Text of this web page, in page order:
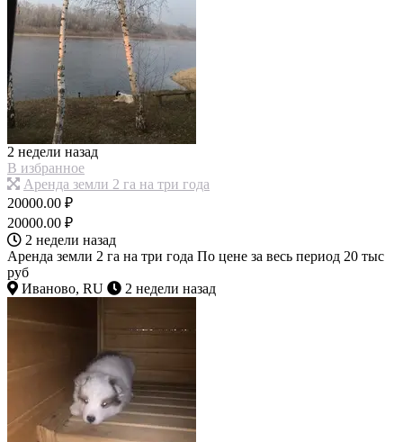
2 недели назад
В избранное
Аренда земли 2 га на три года
20000.00 ₽
20000.00 ₽
2 недели назад
Аренда земли 2 га на три года По цене за весь период 20 тыс
руб
Иваново, RU
2 недели назад